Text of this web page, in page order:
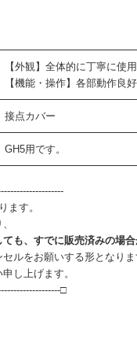
【外観】全体的に丁寧に使
【機能・操作】各部動作良
接点カバー
GH5用です。
ます。
も、すでに販売済みの場合
ルをお願いする形となりま
し上げます。
□